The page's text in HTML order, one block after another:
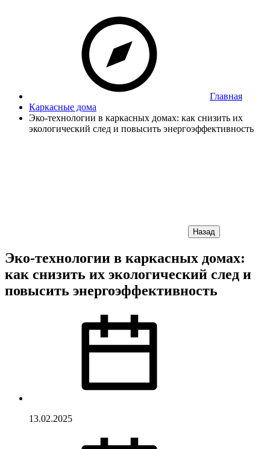
Главная
Каркасные дома
Эко-технологии в каркасных домах: как снизить их
экологический след и повысить энергоэффективность
Назад
Эко-технологии в каркасных домах:
как снизить их экологический след и
повысить энергоэффективность
13.02.2025